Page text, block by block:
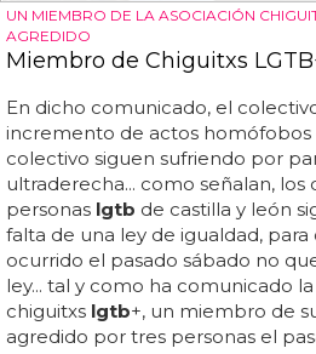
UN MIEMBRO DE LA ASOCIACIÓN
AGREDIDO
Miembro de Chiguitxs
En dicho comunicado, el
incremento de actos homófobos
colectivo siguen sufriendo por
ultraderecha... como señalan, los
personas lgtb de castilla y león
falta de una ley de igualdad,
ocurrido el pasado sábado no
ley... tal y como ha comunicado
chiguitxs lgtb+, un miembro de
agredido por tres personas el